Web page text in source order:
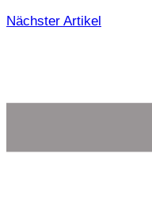
Nächster Artikel